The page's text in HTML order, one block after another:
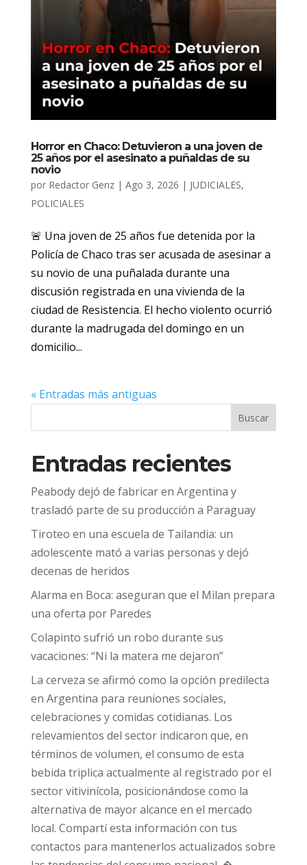
Horror en Chaco: Detuvieron a una joven de
25 años por el asesinato a puñaldas de su
novio
por Redactor Genz| Ago 3, 2026 | JUDICIALES,
POLICIALES
🚨 Una joven de 25 años fue detenida por la
Policía de Chaco tras ser acusada de asesinar a
su novio de una puñalada durante una
discusión registrada en una vivienda de la
ciudad de Resistencia. El hecho violento ocurrió
durante la madrugada del domingo en un
domicilio...
« Entradas más antiguas
Buscar
Entradas recientes
Peabody dejó de fabricar en Argentina y
trasladó parte de su producción a Paraguay
Tiroteo en una escuela de Tailandia: un
adolescente mató a varias personas y dejó
decenas de heridos
Alarma en Boca: aseguran que el Milan prepara
una oferta por Paredes
Colapinto sufrió un robo durante sus
vacaciones: “Ni la matera me dejaron”
La cerveza se afirmó como la opción predilecta
en Argentina para reuniones sociales,
celebraciones y comidas cotidianas. Los
relevamientos del sector indicaron que, en
términos de volumen, el consumo de esta
bebida triplica actualmente al registrado por el
sector vitivinícola, posicionándose como la
alternativa de mayor alcance en el mercado
local. Compartí esta información con tus
contactos para mantenerlos actualizados sobre